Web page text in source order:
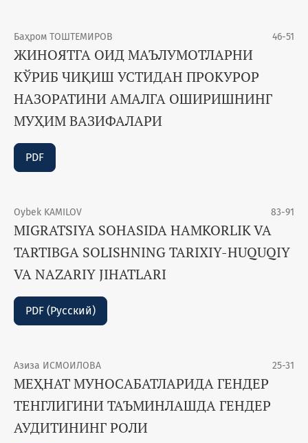
Баҳром ТОШТЕМИРОВ 46-51
ЖИНОЯТГА ОИД МАЪЛУМОТЛАРНИ
КЎРИБ ЧИҚИШ УСТИДАН ПРОКУРОР
НАЗОРАТИНИ АМАЛГА ОШИРИШНИНГ
МУҲИМ ВАЗИФАЛАРИ
PDF
Oybek KAMILOV 83-91
MIGRATSIYA SOHASIDA HAMKORLIK VA
TARTIBGA SOLISHNING TARIXIY-HUQUQIY
VA NAZARIY JIHATLARI
PDF (Русский)
Азиза ИСМОИЛОВА 25-31
МЕҲНАТ МУНОСАБАТЛАРИДА ГЕНДЕР
ТЕНГЛИГИНИ ТАЪМИНЛАШДА ГЕНДЕР
АУДИТИНИНГ РОЛИ